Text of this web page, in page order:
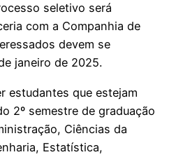
seletivo será
com a Companhia de
devem se
janeiro de 2025.
estudantes que estejam
2º semestre de graduação
Ciências da
Estatística,